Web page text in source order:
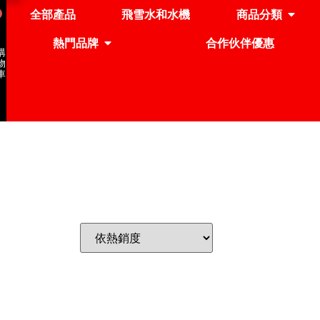
全部產品 飛雪水和水機
商品分類
熱門品牌
合作伙伴優惠